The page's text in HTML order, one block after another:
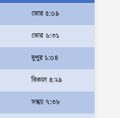
ব্যারিস্টার মীর হেলাল
কার্যকর উদ্যোগ নেয়ার আহ্বান
ভোর ৫:০৯
ভোর ৬:৩১
দুপুর ১:০৪
বিকাল ৪:২৯
সন্ধ্যা ৭:৩৮